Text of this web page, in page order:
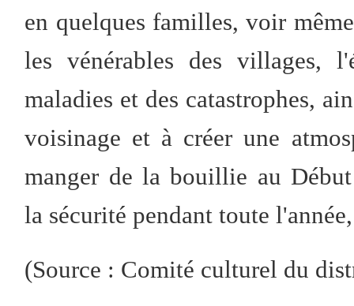
en quelques familles, voir
les vénérables des villages,
maladies et des catastrophes,
voisinage et à créer une
manger de la bouillie au
la sécurité pendant toute
(Source : Comité culturel du